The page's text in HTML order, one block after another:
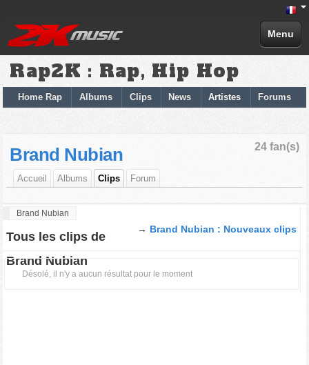
Menu
Rap2K : Rap, Hip Hop
Home Rap Albums Clips News Artistes Forums
24 fan(s)
Brand Nubian
Accueil Albums Clips Forum
Brand Nubian
→ Brand Nubian : Nouveaux clips
Tous les clips de
Brand Nubian
Désolé, il n'y a aucun résultat pour le moment